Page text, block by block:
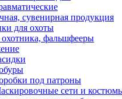
сувенирная продукция
для охоты
фальшфееры
под патроны
сети и